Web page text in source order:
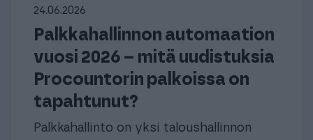
24.06.2026
Palkkahallinnon automaation
vuosi 2026 – mitä uudistuksia
Procountorin palkoissa on
tapahtunut?
Palkkahallinto on yksi taloushallinnon